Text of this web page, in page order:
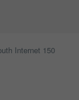
Internet 150